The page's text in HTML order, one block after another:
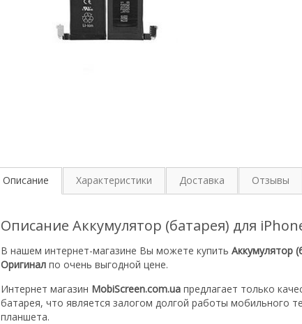
Описание Характеристики Доставка Отзывы
Описание Аккумулятор (батарея) для
В нашем интернет-магазине Вы можете купить Аккумулятор
Оригинал по очень выгодной цене.
Интернет магазин MobiScreen.com.ua предлагает только
батарея, что является залогом долгой работы мобильного
планшета.